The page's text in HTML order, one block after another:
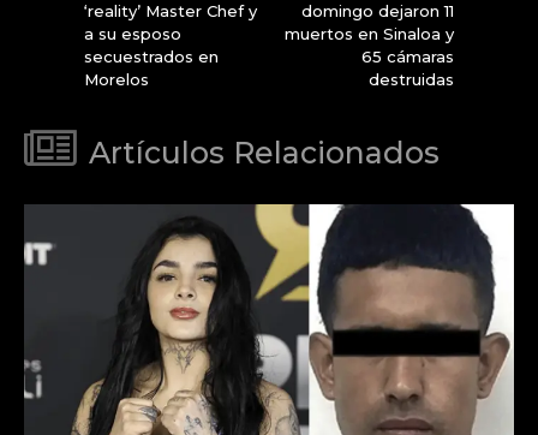
‘reality’ Master Chef y
a su esposo
secuestrados en
Morelos
domingo dejaron 11
muertos en Sinaloa y
65 cámaras
destruidas
Artículos Relacionados